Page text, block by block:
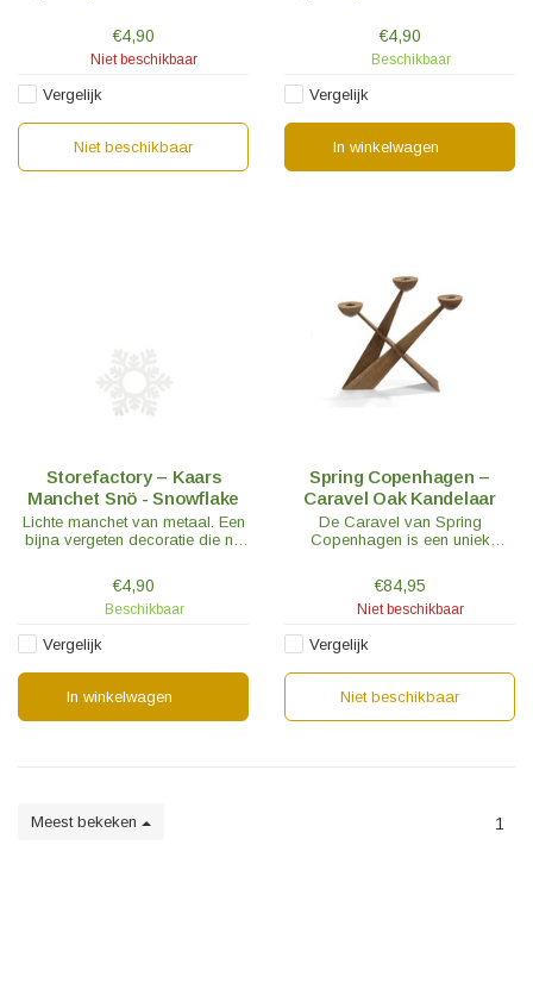
€4,90
Niet beschikbaar
Vergelijk
Niet beschikbaar
€4,90
Beschikbaar
Vergelijk
In winkelwagen
Storefactory – Kaars
Manchet Snö - Snowflake
Lichte manchet van metaal. Een
bijna vergeten decoratie die nu
€4,90
Beschikbaar
Vergelijk
In winkelwagen
Spring Copenhagen –
Caravel Oak Kandelaar
De Caravel van Spring
Copenhagen is een uniek
gemaakt van eikenhout en zorgt
voor onderscheidend vermogen
en warmte in uw huis.
€84,95
Niet beschikbaar
Vergelijk
Niet beschikbaar
Meest bekeken 1